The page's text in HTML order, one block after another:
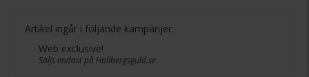
Artikel ingår i följande kampanjer:
Web exclusive!
Säljs endast på Hallbergsguld.se